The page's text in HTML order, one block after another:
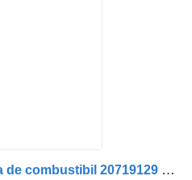
Pompa carburante Pompa de combustibil 20719129 per camion Webasto Thermo-System pentru încălzirea aerului – Volvo